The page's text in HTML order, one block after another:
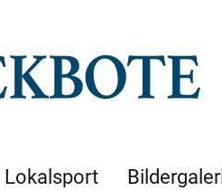
Lokalsport